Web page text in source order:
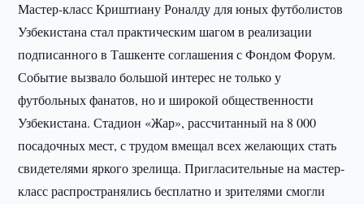
Мастер-класс Криштиану Роналду для юных футболистов
Узбекистана стал практическим шагом в реализации
подписанного в Ташкенте соглашения с Фондом Форум.
Событие вызвало большой интерес не только у
футбольных фанатов, но и широкой общественности
Узбекистана. Стадион «Жар», рассчитанный на 8 000
посадочных мест, с трудом вмещал всех желающих стать
свидетелями яркого зрелища. Пригласительные на мастер-
класс распространялись бесплатно и зрителями смогли